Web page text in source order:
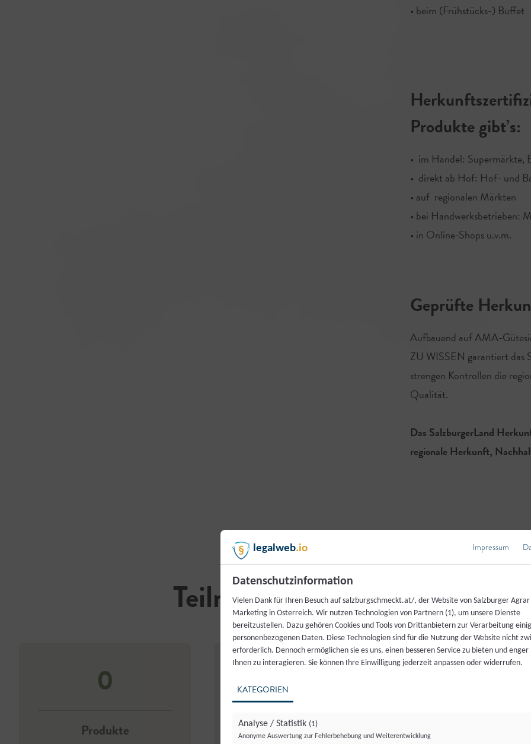
• beim (Frühstücks-) Buffet
Produkte gibt’s:
• im Handel: Supermärkte,
• direkt ab Hof: Hof- und
• auf regionalen Märkten
• bei Handwerksbetrieben:
• in Online-Shops u.v.m.
Geprüfte
Aufbauend auf AMA-
ZU WISSEN garantiert
strengen Kontrollen die
Qualität.
Das SalzburgerLand
regionale Herkunft,
Teilnehmende am Herkunfts-
0
Produkte Produzenten
legalweb.io Impressum
Datenschutzinformation
Vielen Dank für Ihren Besuch auf salzburgschmeckt.at/, der Website von Salzburger Agrar
Marketing in Österreich. Wir nutzen Technologien von Partnern (1), um unsere Dienste
bereitzustellen. Dazu gehören Cookies und Tools von Drittanbietern zur Verarbeitung
personenbezogenen Daten. Diese Technologien sind für die Nutzung der Website nicht
erforderlich. Dennoch ermöglichen sie es uns, einen besseren Service zu bieten und
Ihnen zu interagieren. Sie können Ihre Einwilligung jederzeit anpassen oder widerrufen.
KATEGORIEN
Analyse / Statistik (1)
Anonyme Auswertung zur Fehlerbehebung und Weiterentwicklung